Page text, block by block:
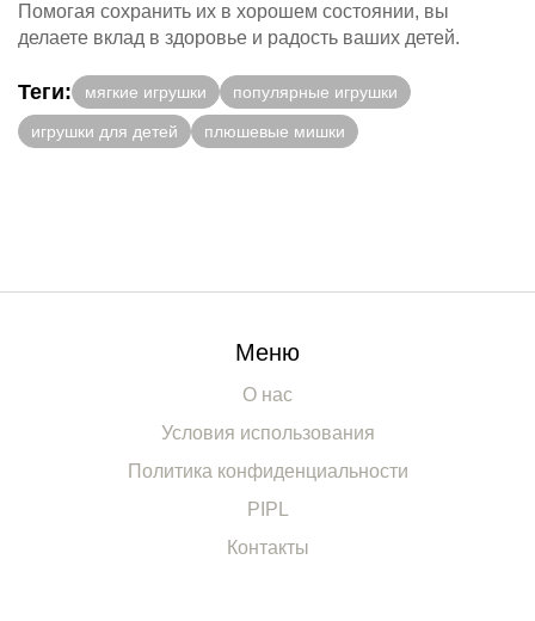
Помогая сохранить их в хорошем состоянии, вы
делаете вклад в здоровье и радость ваших детей.
Теги: мягкие игрушки популярные игрушки
игрушки для детей плюшевые мишки
Меню
О нас
Условия использования
Политика конфиденциальности
PIPL
Контакты